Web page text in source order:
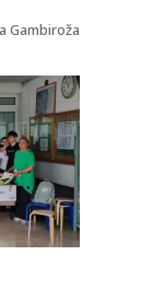
Gambiroža